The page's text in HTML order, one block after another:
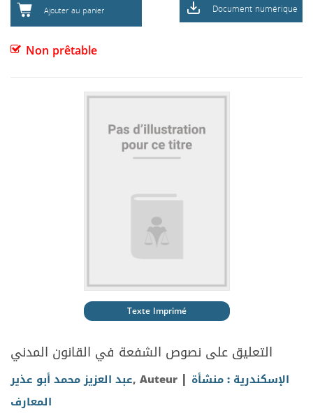
Ajouter au panier Document numérique
Non prêtable
Texte Imprimé
التعليق على نصوص الشفعة في القانون المدني
عبد العزيز محمد أبو عذير, Auteur | الإسكندرية : منشأة
المعارف